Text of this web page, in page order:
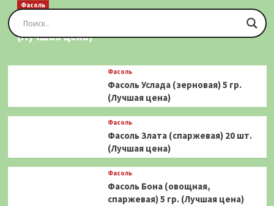
Фасоль
Фасоль Золотая Сакса (спаржевая) 20 шт.
(Лучшая цена)
Фасоль
Фасоль Услада (зерновая) 5 гр.
(Лучшая цена)
Фасоль
Фасоль Злата (спаржевая) 20 шт.
(Лучшая цена)
Фасоль
Фасоль Бона (овощная,
спаржевая) 5 гр. (Лучшая цена)